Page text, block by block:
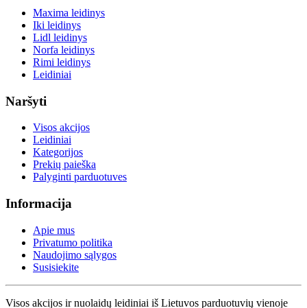
Maxima leidinys
Iki leidinys
Lidl leidinys
Norfa leidinys
Rimi leidinys
Leidiniai
Naršyti
Visos akcijos
Leidiniai
Kategorijos
Prekių paieška
Palyginti parduotuves
Informacija
Apie mus
Privatumo politika
Naudojimo sąlygos
Susisiekite
Visos akcijos ir nuolaidų leidiniai iš Lietuvos parduotuvių vienoje